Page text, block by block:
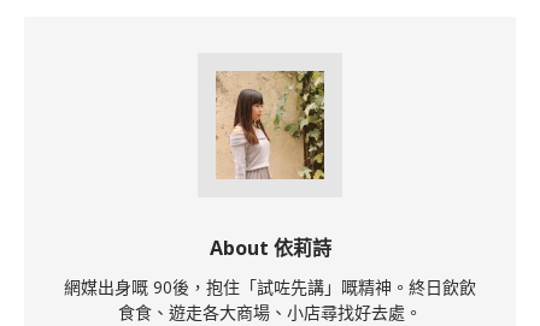
About 依莉詩
網媒出身嘅 90後，抱住「試咗先講」嘅精神。終日飲飲
食食、遊走各大商場、小店尋找好去處。